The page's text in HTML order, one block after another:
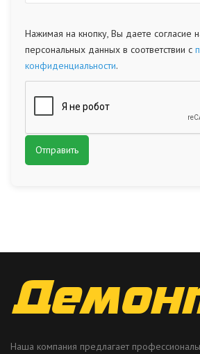
Нажимая на кнопку, Вы даете согласие
персональных данных в соответствии с
конфиденциальности.
Наша компания предлагает